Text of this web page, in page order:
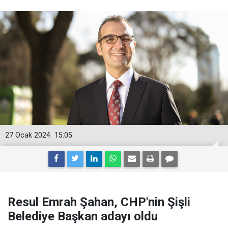
15:05
27 Ocak 2024
Resul Emrah Şahan, CHP'nin Şişli
Belediye Başkan adayı oldu